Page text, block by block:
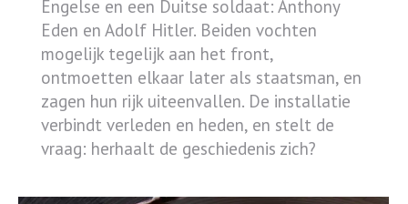
Engelse en een Duitse soldaat: Anthony
Eden en Adolf Hitler. Beiden vochten
mogelijk tegelijk aan het front,
ontmoetten elkaar later als staatsman, en
zagen hun rijk uiteenvallen. De installatie
verbindt verleden en heden, en stelt de
vraag: herhaalt de geschiedenis zich?